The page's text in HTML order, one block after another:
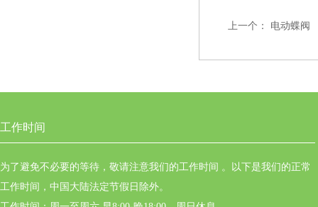
上一个： 电动蝶阀
工作时间
为了避免不必要的等待，敬请注意我们的工作时间 。以下是我们的正常
工作时间，中国大陆法定节假日除外。